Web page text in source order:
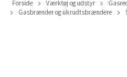
Forside Værktøj og udstyr
Gasbrænder og ukrudtsbrændere